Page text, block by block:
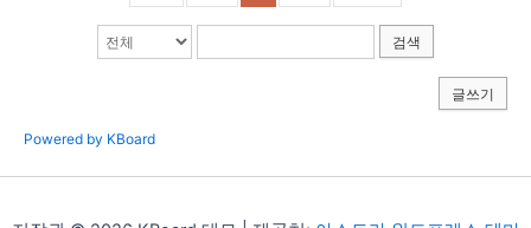
검색
글쓰기
Powered by KBoard